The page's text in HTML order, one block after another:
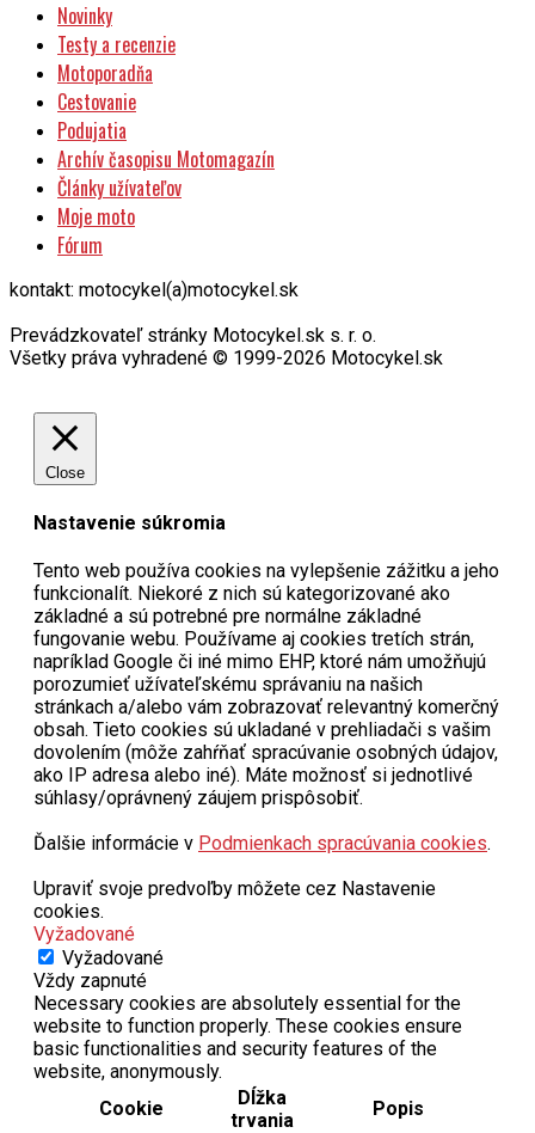
Novinky
Testy a recenzie
Motoporadňa
Cestovanie
Podujatia
Archív časopisu Motomagazín
Články užívateľov
Moje moto
Fórum
kontakt: motocykel(a)motocykel.sk
Prevádzkovateľ stránky Motocykel.sk s. r. o.
Všetky práva vyhradené © 1999-2026 Motocykel.sk
Close
Nastavenie súkromia
Tento web používa cookies na vylepšenie zážitku a jeho
funkcionalít. Niekoré z nich sú kategorizované ako
základné a sú potrebné pre normálne základné
fungovanie webu. Používame aj cookies tretích strán,
napríklad Google či iné mimo EHP, ktoré nám umožňujú
porozumieť užívateľskému správaniu na našich
stránkach a/alebo vám zobrazovať relevantný komerčný
obsah. Tieto cookies sú ukladané v prehliadači s vašim
dovolením (môže zahŕňať spracúvanie osobných údajov,
ako IP adresa alebo iné). Máte možnosť si jednotlivé
súhlasy/oprávnený záujem prispôsobiť.
Ďalšie informácie v Podmienkach spracúvania cookies.
Upraviť svoje predvoľby môžete cez Nastavenie
cookies.
Vyžadované
Vyžadované
Vždy zapnuté
Necessary cookies are absolutely essential for the
website to function properly. These cookies ensure
basic functionalities and security features of the
website, anonymously.
Cookie
Dĺžka
trvania
Popis